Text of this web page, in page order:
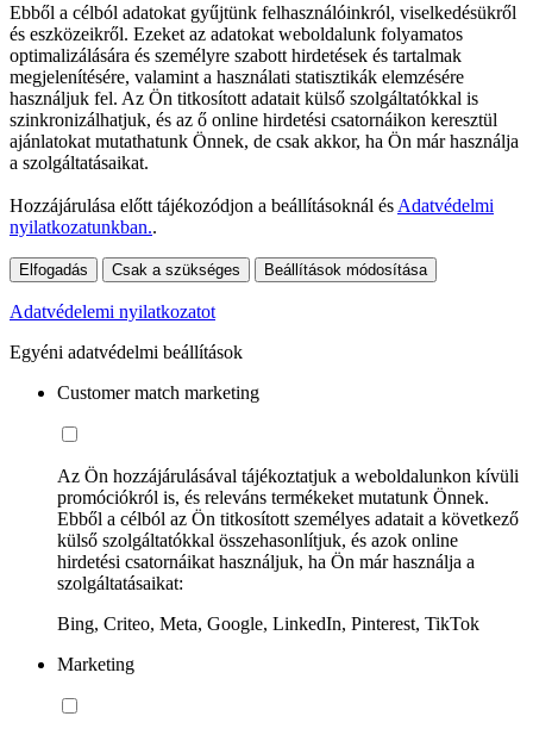
Ebből a célból adatokat gyűjtünk felhasználóinkról, viselkedésükről
és eszközeikről. Ezeket az adatokat weboldalunk folyamatos
optimalizálására és személyre szabott hirdetések és tartalmak
megjelenítésére, valamint a használati statisztikák elemzésére
használjuk fel. Az Ön titkosított adatait külső szolgáltatókkal is
szinkronizálhatjuk, és az ő online hirdetési csatornáikon keresztül
ajánlatokat mutathatunk Önnek, de csak akkor, ha Ön már használja
a szolgáltatásaikat.
Hozzájárulása előtt tájékozódjon a beállításoknál és Adatvédelmi
nyilatkozatunkban..
Elfogadás Csak a szükséges Beállítások módosítása
Adatvédelemi nyilatkozatot
Egyéni adatvédelmi beállítások
Customer match marketing
Az Ön hozzájárulásával tájékoztatjuk a weboldalunkon kívüli
promóciókról is, és releváns termékeket mutatunk Önnek.
Ebből a célból az Ön titkosított személyes adatait a következő
külső szolgáltatókkal összehasonlítjuk, és azok online
hirdetési csatornáikat használjuk, ha Ön már használja a
szolgáltatásaikat:
Bing, Criteo, Meta, Google, LinkedIn, Pinterest, TikTok
Marketing